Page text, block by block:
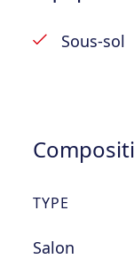
Vente sous
Sous-sol
TYPE
Salon